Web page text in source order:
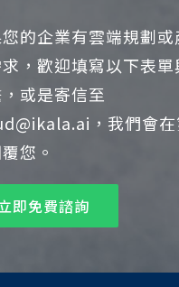
的企業有雲端規劃或
，歡迎填寫以下表單
或是寄信至
，我們會在
您。
即免費諮詢